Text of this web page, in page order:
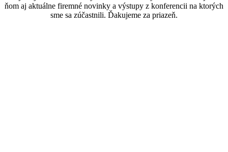
ňom aj aktuálne firemné novinky a výstupy z konferencii na ktorých
sme sa zúčastnili. Ďakujeme za priazeň.